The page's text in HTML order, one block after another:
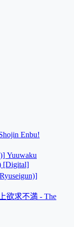
Enbu!
Yuuwaku
[Digital]
欲求不満 - The